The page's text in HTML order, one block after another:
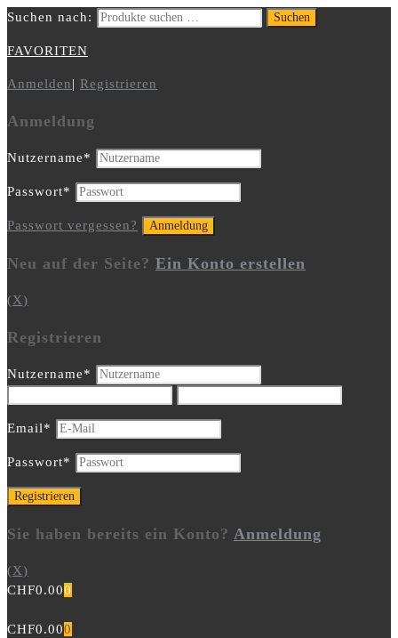
Suchen nach: Suchen
FAVORITEN
Anmelden| Registrieren
Anmeldung
Nutzername*
Passwort*
Passwort vergessen?
Neu auf der Seite? Ein Konto erstellen
(X)
Registrieren
Nutzername*
Email*
Passwort*
Sie haben bereits ein Konto? Anmeldung
(X)
CHF0.000
CHF0.000